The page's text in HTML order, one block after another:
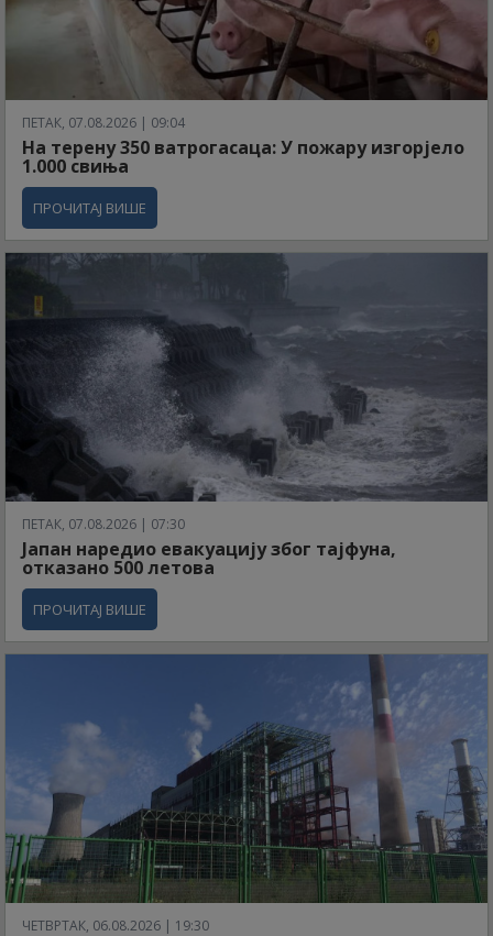
ПЕТАК, 07.08.2026 | 09:04
На терену 350 ватрогасаца: У пожару изгорјело
1.000 свиња
ПРОЧИТАЈ ВИШЕ
ПЕТАК, 07.08.2026 | 07:30
Јапан наредио евакуацију због тајфуна,
отказано 500 летова
ПРОЧИТАЈ ВИШЕ
ЧЕТВРТАК, 06.08.2026 | 19:30